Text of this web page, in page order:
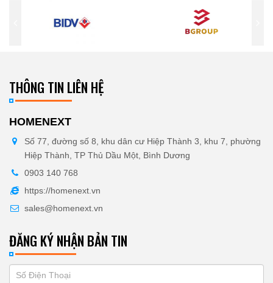
THÔNG TIN LIÊN HỆ
HOMENEXT
Số 77, đường số 8, khu dân cư Hiệp Thành 3, khu 7, phường
Hiệp Thành, TP Thủ Dầu Một, Bình Dương
0903 140 768
https://homenext.vn
sales@homenext.vn
ĐĂNG KÝ NHẬN BẢN TIN
ĐĂNG